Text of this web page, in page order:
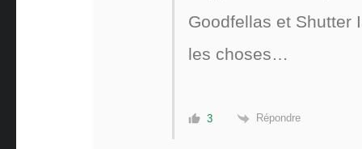
Goodfellas et Shutter
les choses…
3 Répondre